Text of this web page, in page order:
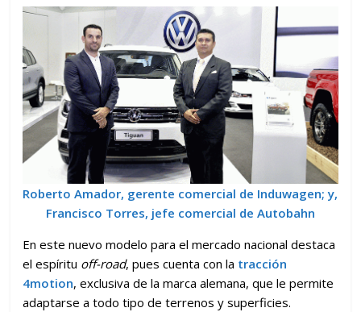
Roberto Amador, gerente comercial de Induwagen; y,
Francisco Torres, jefe comercial de Autobahn
En este nuevo modelo para el mercado nacional destaca
el espíritu off-road, pues cuenta con la tracción
4motion, exclusiva de la marca alemana, que le permite
adaptarse a todo tipo de terrenos y superficies.